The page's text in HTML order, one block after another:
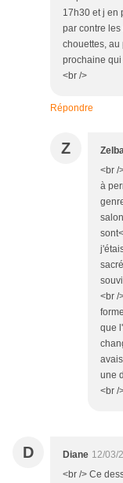
17h30 et j en
par contre
chouettes, au
prochaine
<br />
Répondre
Z
<br /
à
<br /
que
une
<br /
D Diane 12/03/
<br /> Ce